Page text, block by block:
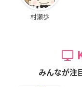
村瀬歩
みんなが注